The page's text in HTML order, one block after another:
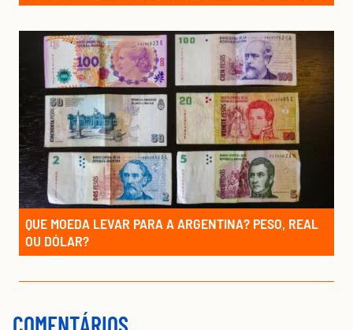
QUE MOEDA LEVAR PARA A ARGENTINA? PESO, REAL
OU DÓLAR?
COMENTÁRIOS